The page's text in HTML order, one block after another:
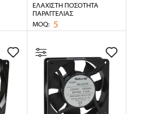
ΕΛΆΧΙΣΤΗ ΠΟΣΌΤΗΤΑ
ΠΑΡΑΓΓΕΛΊΑΣ
MOQ: 5